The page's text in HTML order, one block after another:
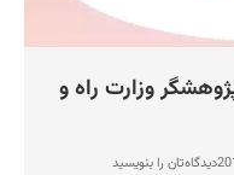
وزارت راه و
دیدگاه‌تان را بنویسید